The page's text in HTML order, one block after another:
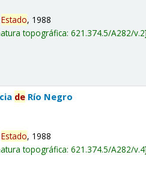
Estado, 1988
topográfica:621.374.5/A282/v.2
de Río Negro
Estado, 1988
topográfica:621.374.5/A282/v.4